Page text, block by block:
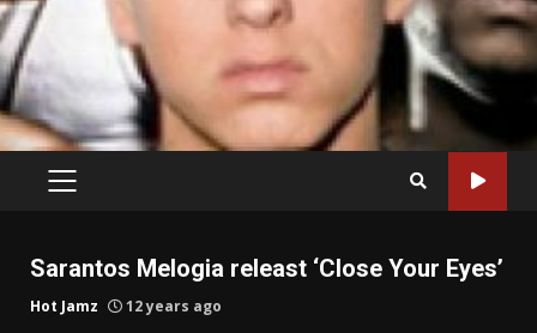
PRIMARY
Sarantos Melogia releast ‘Close Your Eyes’
Hot Jamz 12 years ago